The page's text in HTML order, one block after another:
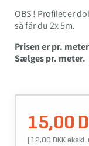
OBS ! Profilet er
så får du 2x 5m.
Prisen er pr. meter
Sælges pr. meter.
15,00
(12,00 DKK ekskl.